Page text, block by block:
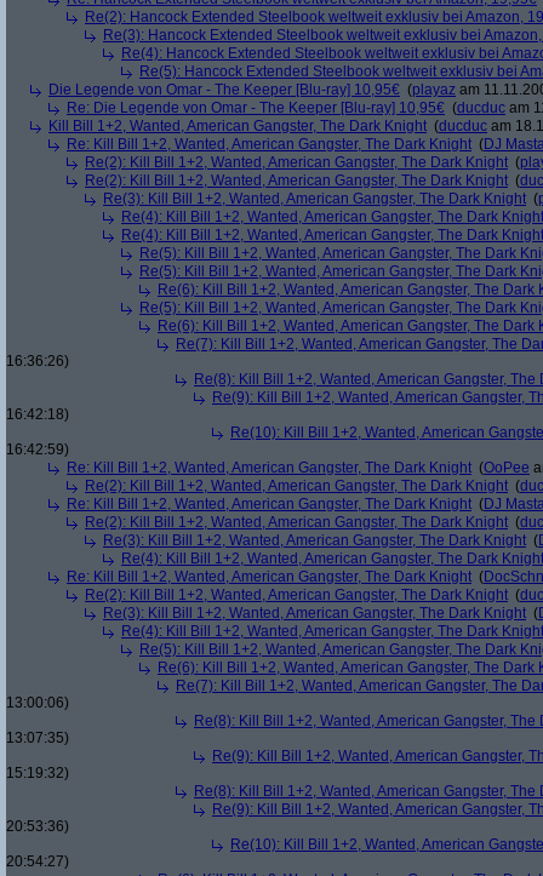
Re(2): Hancock Extended Steelbook weltweit exklusiv bei Amazon,
Re(3): Hancock Extended Steelbook weltweit exklusiv bei
Re(4): Hancock Extended Steelbook weltweit exklusiv bei
Re(5): Hancock Extended Steelbook weltweit exklusiv bei
Die Legende von Omar - The Keeper [Blu-ray] 10,95€ (playaz am
Re: Die Legende von Omar - The Keeper [Blu-ray] 10,95€ (ducduc am
Kill Bill 1+2, Wanted, American Gangster, The Dark Knight (ducduc am
Re: Kill Bill 1+2, Wanted, American Gangster, The Dark Knight (DJ
Re(2): Kill Bill 1+2, Wanted, American Gangster, The Dark Knight (
Re(2): Kill Bill 1+2, Wanted, American Gangster, The Dark Knight (
Re(3): Kill Bill 1+2, Wanted, American Gangster, The Dark Knight (
Re(4): Kill Bill 1+2, Wanted, American Gangster, The Dark Knight
Re(4): Kill Bill 1+2, Wanted, American Gangster, The Dark Knight
Re(5): Kill Bill 1+2, Wanted, American Gangster, The Dark
Re(5): Kill Bill 1+2, Wanted, American Gangster, The Dark
Re(6): Kill Bill 1+2, Wanted, American Gangster, The Dark
Re(5): Kill Bill 1+2, Wanted, American Gangster, The Dark
Re(6): Kill Bill 1+2, Wanted, American Gangster, The Dark
Re(7): Kill Bill 1+2, Wanted, American Gangster, The
16:36:26)
Re(8): Kill Bill 1+2, Wanted, American Gangster, The
Re(9): Kill Bill 1+2, Wanted, American Gangster,
16:42:18)
Re(10): Kill Bill 1+2, Wanted, American
16:42:59)
Re: Kill Bill 1+2, Wanted, American Gangster, The Dark Knight (OoPee
Re(2): Kill Bill 1+2, Wanted, American Gangster, The Dark Knight (
Re: Kill Bill 1+2, Wanted, American Gangster, The Dark Knight (DJ
Re(2): Kill Bill 1+2, Wanted, American Gangster, The Dark Knight (
Re(3): Kill Bill 1+2, Wanted, American Gangster, The Dark Knight (
Re(4): Kill Bill 1+2, Wanted, American Gangster, The Dark Knight
Re: Kill Bill 1+2, Wanted, American Gangster, The Dark Knight (
Re(2): Kill Bill 1+2, Wanted, American Gangster, The Dark Knight (
Re(3): Kill Bill 1+2, Wanted, American Gangster, The Dark Knight (
Re(4): Kill Bill 1+2, Wanted, American Gangster, The Dark Knight
Re(5): Kill Bill 1+2, Wanted, American Gangster, The Dark
Re(6): Kill Bill 1+2, Wanted, American Gangster, The Dark
Re(7): Kill Bill 1+2, Wanted, American Gangster, The
13:00:06)
Re(8): Kill Bill 1+2, Wanted, American Gangster, The
13:07:35)
Re(9): Kill Bill 1+2, Wanted, American Gangster,
15:19:32)
Re(8): Kill Bill 1+2, Wanted, American Gangster, The
Re(9): Kill Bill 1+2, Wanted, American Gangster,
20:53:36)
Re(10): Kill Bill 1+2, Wanted, American
20:54:27)